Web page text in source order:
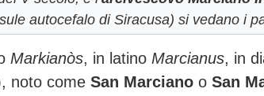
autocefalo di Siracusa) si vedano i
Markianòs, in latino Marcianus, in
noto come San Marciano o San